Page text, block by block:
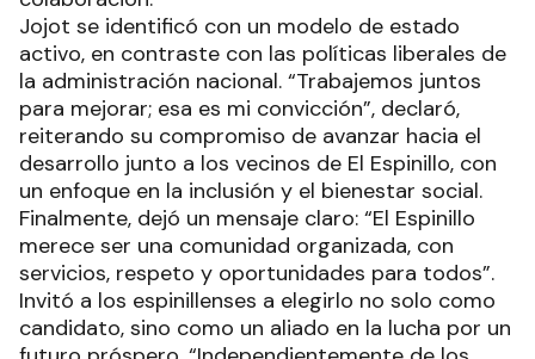
Jojot se identificó con un modelo de estado
activo, en contraste con las políticas liberales de
la administración nacional. “Trabajemos juntos
para mejorar; esa es mi convicción”, declaró,
reiterando su compromiso de avanzar hacia el
desarrollo junto a los vecinos de El Espinillo, con
un enfoque en la inclusión y el bienestar social.
Finalmente, dejó un mensaje claro: “El Espinillo
merece ser una comunidad organizada, con
servicios, respeto y oportunidades para todos”.
Invitó a los espinillenses a elegirlo no solo como
candidato, sino como un aliado en la lucha por un